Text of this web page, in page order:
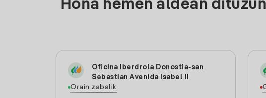
Hona hemen aldean
Oficina Iberdrola Donostia-san
Sebastian Avenida Isabel II
Orain zabalik